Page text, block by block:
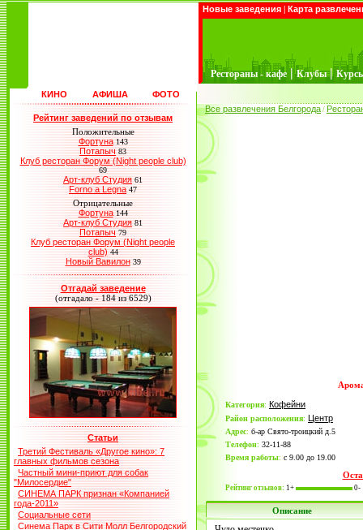
Новые заведения | Карта
Рестораны - кафе | Клубы |
КИНО АФИША ФОТО
Рейтинг заведений по отзывам
Положительные
Фортуна 143
Потапыч 83
Клуб ресторан Форум (Night people club)
69
Арт-клуб Студия 61
Forno a Legna 47
Отрицательные
Фортуна 144
Арт-клуб Студия 81
Потапыч 79
Клуб ресторан Форум (Night people
club) 44
Новый Вавилон 39
Отгадай заведение
(отгадало - 184 из 6529)
Статьи
Третий Фестиваль «Другое кино»: 7
главных фильмов сезона
Частный мини-приют для собак
"Милосердие"
СИНЕМА ПАРК признан «Компанией
года-2011»
Социальные сети
Синема Парк в Сити Молл Белгородский
Все развлечения Белгорода /
Категория: Кофейни
Район расположения: Центр
Адрес: б-ар Свято-троицкий д.5
Телефон: 32-11-88
Время работы: с 9.00 до 19.00
Рейтинг отзывов: 1+ 0-
Описание